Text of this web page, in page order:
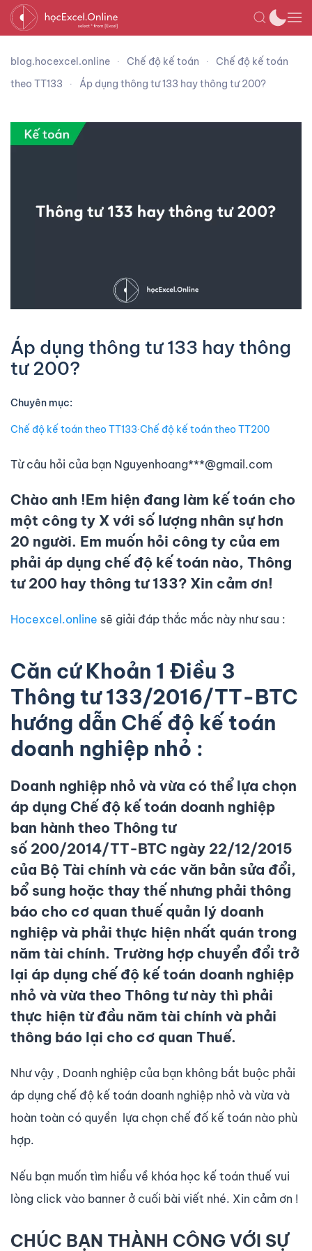
blog.hocexcel.online Chế độ kế toán
Chế độ kế toán
theo TT133
Áp dụng thông tư 133 hay thông tư 200?
Áp dụng thông tư 133 hay thông
tư 200?
Chuyên mục:
Chế độ kế toán theo TT133∙Chế độ kế toán theo TT200
Từ câu hỏi của bạn Nguyenhoang***@gmail.com
Chào anh !Em hiện đang làm kế toán cho
một công ty X với số lượng nhân sự hơn
20 người. Em muốn hỏi công ty của em
phải áp dụng chế độ kế toán nào, Thông
tư 200 hay thông tư 133? Xin cảm ơn!
Hocexcel.online sẽ giải đáp thắc mắc này như sau :
Căn cứ Khoản 1 Điều 3
Thông tư 133/2016/TT-BTC
hướng dẫn Chế độ kế toán
doanh nghiệp nhỏ :
Doanh nghiệp nhỏ và vừa có thể lựa chọn
áp dụng Chế độ kế toán doanh nghiệp
ban hành theo Thông tư
số 200/2014/TT-BTC ngày 22/12/2015
của Bộ Tài chính và các văn bản sửa đổi,
bổ sung hoặc thay thế nhưng phải thông
báo cho cơ quan thuế quản lý doanh
nghiệp và phải thực hiện nhất quán trong
năm tài chính. Trường hợp chuyển đổi trở
lại áp dụng chế độ kế toán doanh nghiệp
nhỏ và vừa theo Thông tư này thì phải
thực hiện từ đầu năm tài chính và phải
thông báo lại cho cơ quan Thuế.
Như vậy , Doanh nghiệp của bạn không bắt buộc phải
áp dụng chế độ kế toán doanh nghiệp nhỏ và vừa và
hoàn toàn có quyền lựa chọn chế đố kế toán nào phù
hợp.
Nếu bạn muốn tìm hiểu về khóa học kế toán thuế vui
lòng click vào banner ở cuối bài viết nhé. Xin cảm ơn !
CHÚC BẠN THÀNH CÔNG VỚI SỰ